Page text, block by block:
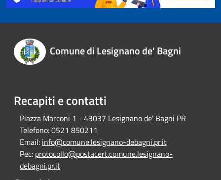
Comune di Lesignano de' Bagni
Recapiti e contatti
Piazza Marconi 1 - 43037 Lesignano de' Bagni PR
Telefono:0521 850211
Email: info@comune.lesignano-debagni.pr.it
Pec: protocollo@postacert.comune.lesignano-
debagni.pr.it